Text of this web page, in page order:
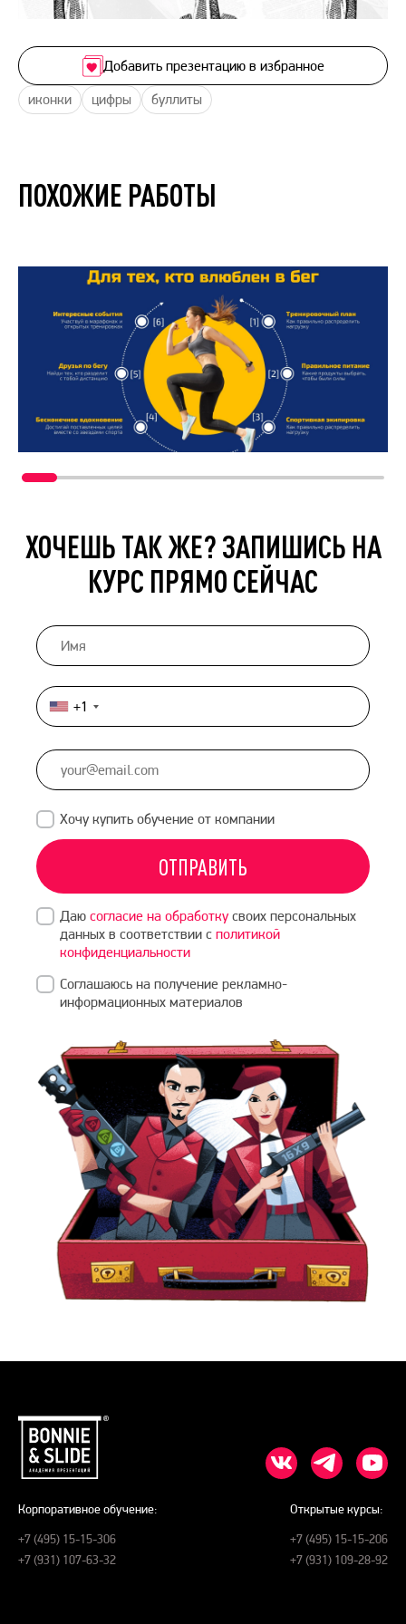
иконки цифры буллиты
Добавить презентацию в избранное
ПОХОЖИЕ РАБОТЫ
ХОЧЕШЬ ТАК ЖЕ? ЗАПИШИСЬ НА
КУРС ПРЯМО СЕЙЧАС
United
States
+1
+1
Хочу купить обучение от компании
ОТПРАВИТЬ
Даю согласие на обработкусвоих персональных
данных в соответствии с политикой
конфиденциальности
Соглашаюсь на получение рекламно-
информационных материалов
Корпоративное обучение:
+7 (495) 15-15-306
+7 (931) 107-63-32
Открытые курсы:
+7 (495) 15-15-206
+7 (931) 109-28-92